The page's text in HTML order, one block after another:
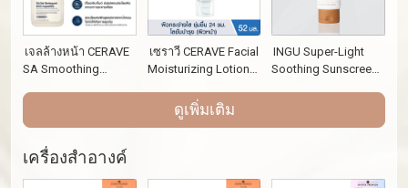
เจลล้างหน้า CERAVE
SA Smoothing
เซราวี CERAVE Facial
Moisturizing Lotion
INGU Super-Light
Soothing Sunscreen
ดูเพิ่มเติม
เครื่องสำอางค์